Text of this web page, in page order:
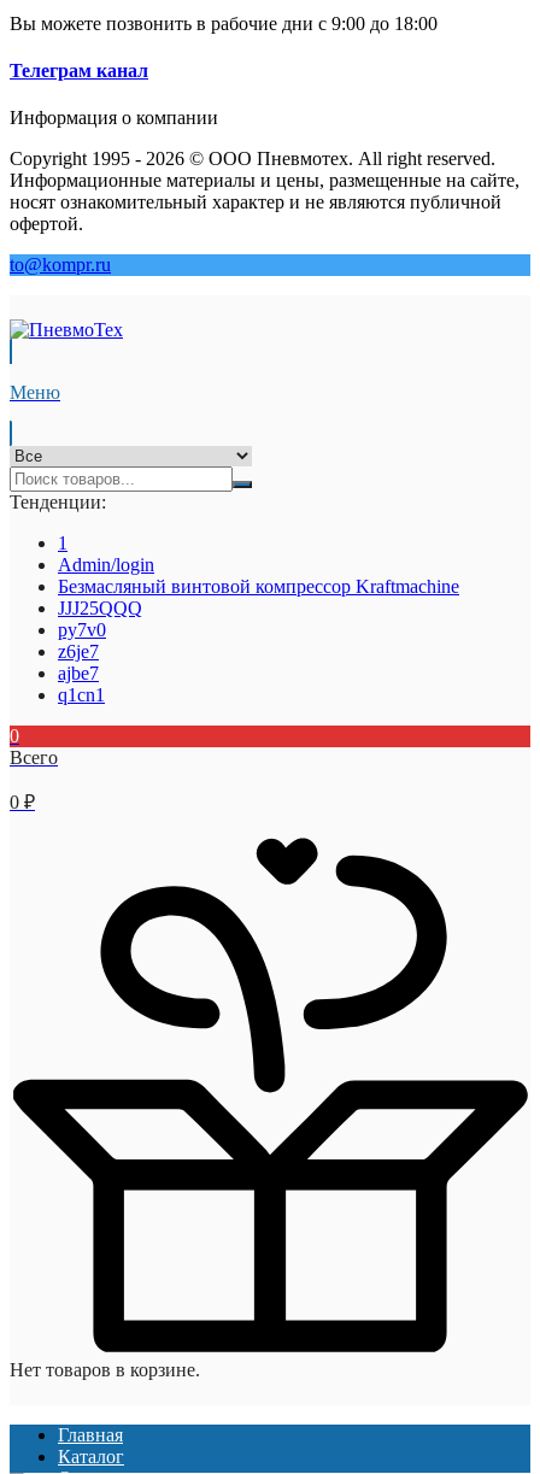
Вы можете позвонить в рабочие дни с 9:00 до 18:00
Телеграм канал
Информация о компании
Copyright 1995 - 2026 © ООО Пневмотех. All right reserved.
Информационные материалы и цены, размещенные на сайте,
носят ознакомительный характер и не являются публичной
офертой.
to@kompr.ru
Меню
Тенденции:
1
Admin/login
Безмасляный винтовой компрессор Kraftmaсhine
JJJ25QQQ
py7v0
z6je7
ajbe7
q1cn1
0
Всего
0 ₽
Нет товаров в корзине.
Главная
Каталог